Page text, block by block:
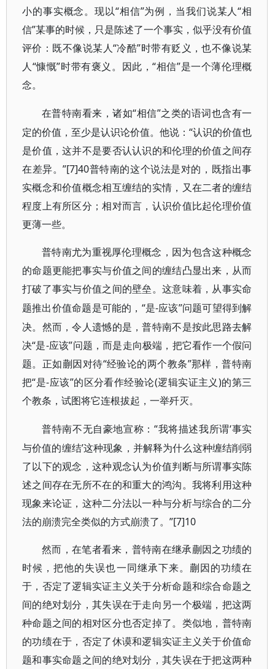
小的事实概念。现以“相信”为例，当我们说某人“相
信”某事的时候，只是陈述了一个事实，似乎没有价值
评价：既不像说某人“冷酷”时带有贬义，也不像说某
人“慷慨”时带有褒义。因此，“相信”是一个薄伦理概
念。
在普特南看来，诸如“相信”之类的语词也含有一
定的价值，至少是认识论价值。他说：“认识的价值也
是价值，这并不是要否认认识的和伦理的价值之间存
在差异。”[7]40普特南的这个说法是对的，既指出事
实概念和价值概念相互缠结的实情，又在二者的缠结
程度上有所区分；相对而言，认识价值比起伦理价值
更薄一些。
普特南尤为重视厚伦理概念，因为包含这种概念
的命题更能把事实与价值之间的缠结凸显出来，从而
打破了事实与价值之间的壁垒。这意味着，从事实命
题推出价值命题是可能的， “是-应该”问题可望得到解
决。然而，令人遗憾的是，普特南不是按此思路去解
决“是-应该”问题，而是走向极端，把它看作一个假问
题。正如蒯因对待“经验论的两个教条”那样，普特南
把“是-应该”的区分看作经验论(逻辑实证主义)的第三
个教条，试图将它连根拔起，一举歼灭。
普特南不无自豪地宣称： “我将描述我所谓‘事实
与价值的缠结’这种现象，并解释为什么这种缠结削弱
了以下的观念，这种观念认为价值判断与所谓事实陈
述之间存在无所不在的和重大的鸿沟。我将利用这种
现象来论证，这种二分法以一种与分析与综合的二分
法的崩溃完全类似的方式崩溃了。”[7]10
然而，在笔者看来，普特南在继承蒯因之功绩的
时候，把他的失误也一同继承下来。蒯因的功绩在
于，否定了逻辑实证主义关于分析命题和综合命题之
间的绝对划分，其失误在于走向另一个极端，把这两
种命题之间的相对区分也否定掉了。类似地，普特南
的功绩在于，否定了休谟和逻辑实证主义关于价值命
题和事实命题之间的绝对划分，其失误在于把这两种